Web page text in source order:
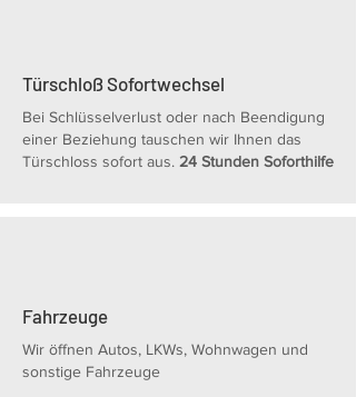
Türschloß Sofortwechsel
Bei Schlüsselverlust oder nach Beendigung
einer Beziehung tauschen wir Ihnen das
Türschloss sofort aus. 24 Stunden Soforthilfe
Fahrzeuge
Wir öffnen Autos, LKWs, Wohnwagen und
sonstige Fahrzeuge